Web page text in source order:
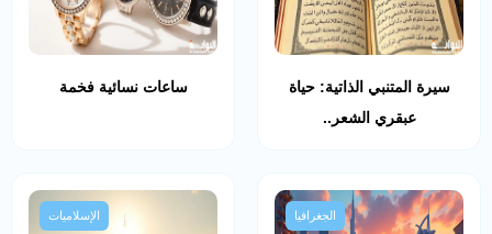
سيرة المتنبي الذاتية: حياة
عبقري الشعر..
ساعات نسائية فخمة
الجغرافيا الإسلاميات